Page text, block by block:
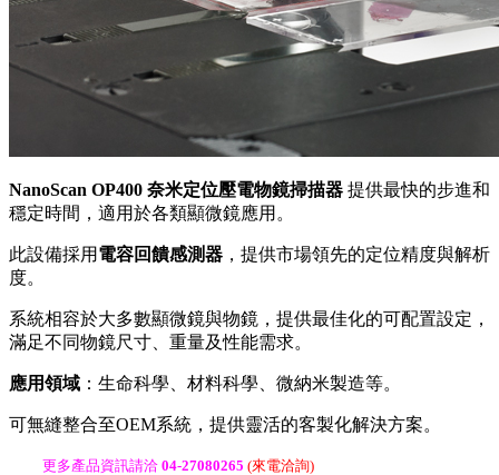
NanoScan OP400 奈米定位壓電物鏡掃描器 提供最快的步進和
穩定時間，適用於各類顯微鏡應用。
此設備採用 電容回饋感測器 ，提供市場領先的定位精度與解析
度。
系統相容於大多數顯微鏡與物鏡，提供最佳化的可配置設定，
滿足不同物鏡尺寸、重量及性能需求。
應用領域 ：生命科學、材料科學、微納米製造等。
可無縫整合至OEM系統，提供靈活的客製化解決方案。
更多產品資訊請洽 04-27080265 (來電洽詢)